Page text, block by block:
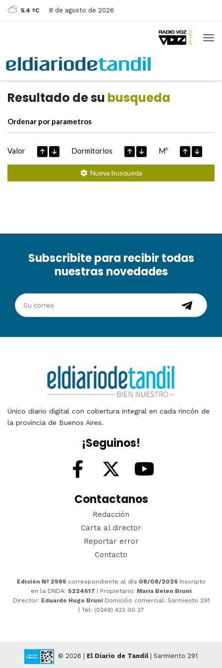
5.4 ºC 8 de agosto de 2026
Resultado de su busqueda
Ordenar por parametros
Valor Dormitorios M²
Nueva busqueda
Subscribite para recibir todas
nuestras novedades
Único diario digital con cobertura integral en cada rincón de
la provincia de Buenos Aires.
¡Seguinos!
Contactanos
Redacción
Carta al director
Reportar error
Contacto
Edición Nº 2986 correspondiente al día 08/08/2026 Inscripto
en la DNDA: 5224617 | Propietario: María Belen Bruni
Director: Eduardo Hugo Bruni Domicilio comercial: Sarmiento 291
| Tel: (0249) 422 00 27
© 2026 | El Diario de Tandil| Sarmiento 291